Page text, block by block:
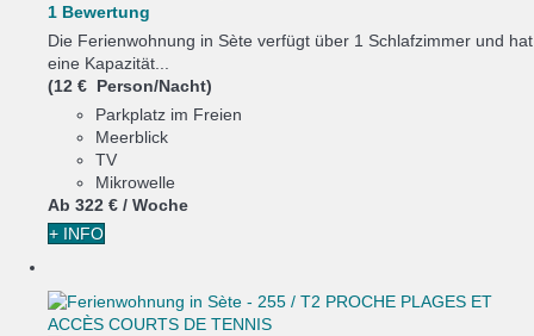
1 Bewertung
Die Ferienwohnung in Sète verfügt über 1 Schlafzimmer und hat
eine Kapazität...
(12 € Person/Nacht)
Parkplatz im Freien
Meerblick
TV
Mikrowelle
Ab 322 € / Woche
+ INFO